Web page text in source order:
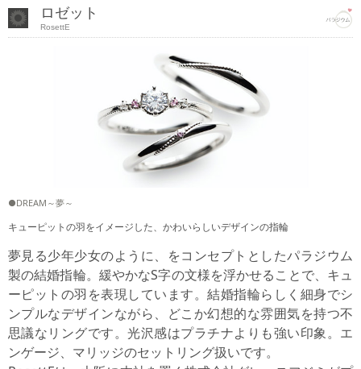
ロゼット
RosettE
●DREAM～夢～
キューピットの羽をイメージした、かわいらしいデザインの指輪
夢見る少年少女のように、をコンセプトとしたパラジウム
製の結婚指輪。緩やかなS字の文様を浮かせることで、キュ
ーピットの羽を表現しています。結婚指輪らしく細身でシ
ンプルなデザインながら、どこか幻想的な雰囲気を持つ不
思議なリングです。光沢感はプラチナよりも強い印象。エ
ンゲージ、マリッジのセットリング扱いです。